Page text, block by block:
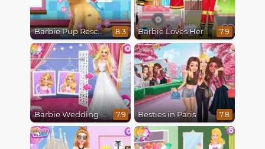
Barbie Pup Rescue 8.3 Barbie Loves Her Job 7.9
Barbie Wedding Fun 7.9 Besties in Paris 7.8